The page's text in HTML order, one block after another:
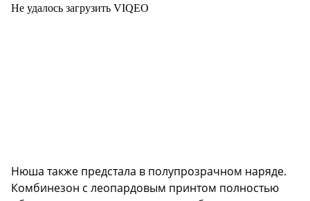
Не удалось загрузить VIQEO
Нюша также предстала в полупрозрачном наряде.
Комбинезон с леопардовым принтом полностью